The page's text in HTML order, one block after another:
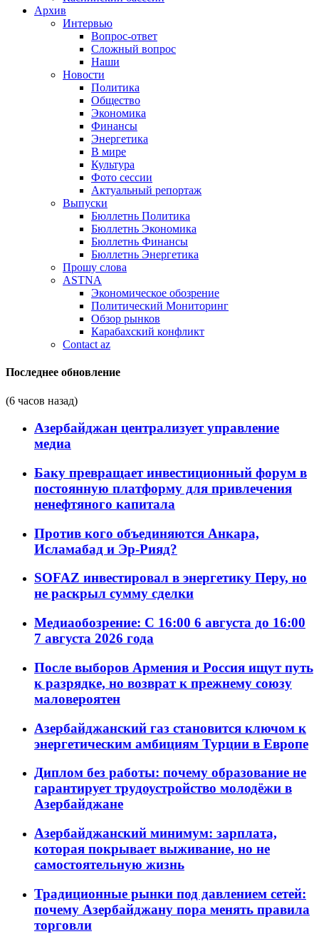
Архив
Интервью
Вопрос-ответ
Сложный вопрос
Наши
Новости
Политика
Общество
Экономика
Финансы
Энергетика
В мире
Культура
Фото сессии
Актуальный репортаж
Выпуски
Бюллетнь Политика
Бюллетнь Экономика
Бюллетнь Финансы
Бюллетнь Энергетика
Прошу слова
ASTNA
Экономическое обозрение
Политический Мониторинг
Обзор рынков
Карабахский конфликт
Contact az
Последнее обновление
(6 часов назад)
Азербайджан централизует управление
медиа
Баку превращает инвестиционный форум в
постоянную платформу для привлечения
ненефтяного капитала
Против кого объединяются Анкара,
Исламабад и Эр-Рияд?
SOFAZ инвестировал в энергетику Перу, но
не раскрыл сумму сделки
Медиаобозрение: С 16:00 6 августа до 16:00
7 августа 2026 года
После выборов Армения и Россия ищут путь
к разрядке, но возврат к прежнему союзу
маловероятен
Азербайджанский газ становится ключом к
энергетическим амбициям Турции в Европе
Диплом без работы: почему образование не
гарантирует трудоустройство молодёжи в
Азербайджане
Азербайджанский минимум: зарплата,
которая покрывает выживание, но не
самостоятельную жизнь
Традиционные рынки под давлением сетей:
почему Азербайджану пора менять правила
торговли